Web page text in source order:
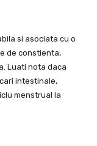
si asociata cu o
de constienta,
Luati nota daca
intestinale,
menstrual la